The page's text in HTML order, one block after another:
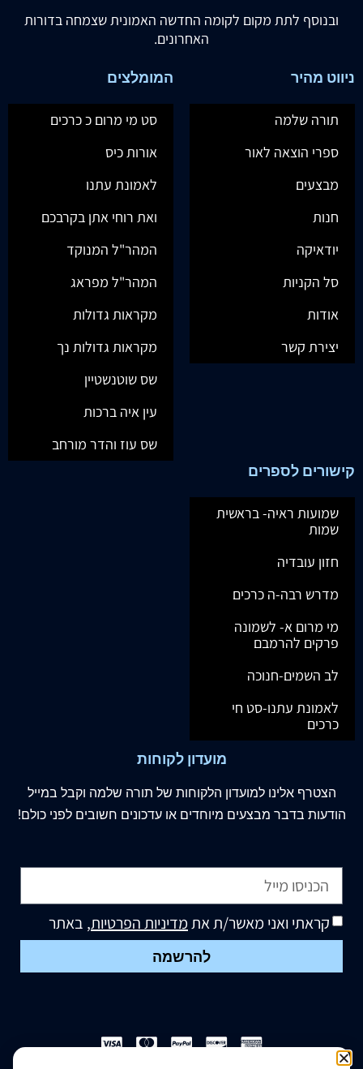
ובנוסף לתת מקום לקומה החדשה האמונית שצמחה בדורות
האחרונים.
ניווט מהיר
תורה שלמה
ספרי הוצאה לאור
מבצעים
חנות
יודאיקה
סל הקניות
אודות
יצירת קשר
המומלצים
סט מי מרום כ כרכים
אורות כיס
לאמונת עתנו
ואת רוחי אתן בקרבכם
המהר"ל המנוקד
המהר"ל מפראג
מקראות גדולות
מקראות גדולות נך
שס שוטנשטיין
עין איה ברכות
שס עוז והדר מורחב
קישורים לספרים
שמועות ראיה- בראשית
שמות
חזון עובדיה
מדרש רבה-ה כרכים
מי מרום א- לשמונה
פרקים להרמבם
לב השמים-חנוכה
לאמונת עתנו-סט חי
כרכים
מועדון לקוחות
הצטרף אלינו למועדון הלקוחות של תורה שלמה וקבל במייל
הודעות בדבר מבצעים מיוחדים או עדכונים חשובים לפני כולם!
קראתי ואני מאשר/ת אתמדיניות הפרטיות, באתר
להרשמה